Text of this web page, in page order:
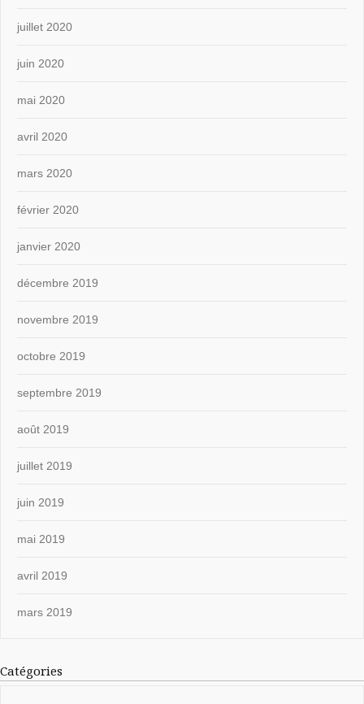
juillet 2020
juin 2020
mai 2020
avril 2020
mars 2020
février 2020
janvier 2020
décembre 2019
novembre 2019
octobre 2019
septembre 2019
août 2019
juillet 2019
juin 2019
mai 2019
avril 2019
mars 2019
Catégories